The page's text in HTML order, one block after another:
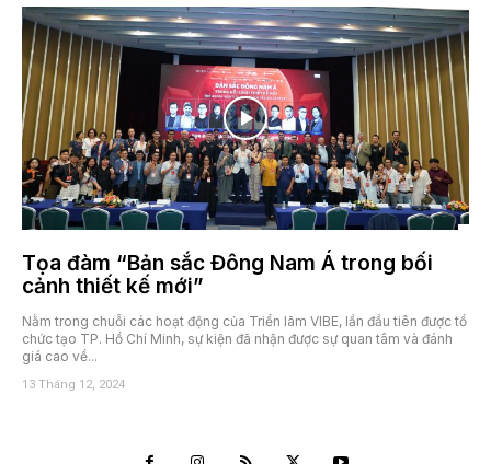
Tọa đàm “Bản sắc Đông Nam Á trong bối
cảnh thiết kế mới”
Nằm trong chuỗi các hoạt động của Triển lãm VIBE, lần đầu tiên được tổ
chức tạo TP. Hồ Chí Minh, sự kiện đã nhận được sự quan tâm và đánh
giá cao về...
13 Tháng 12, 2024